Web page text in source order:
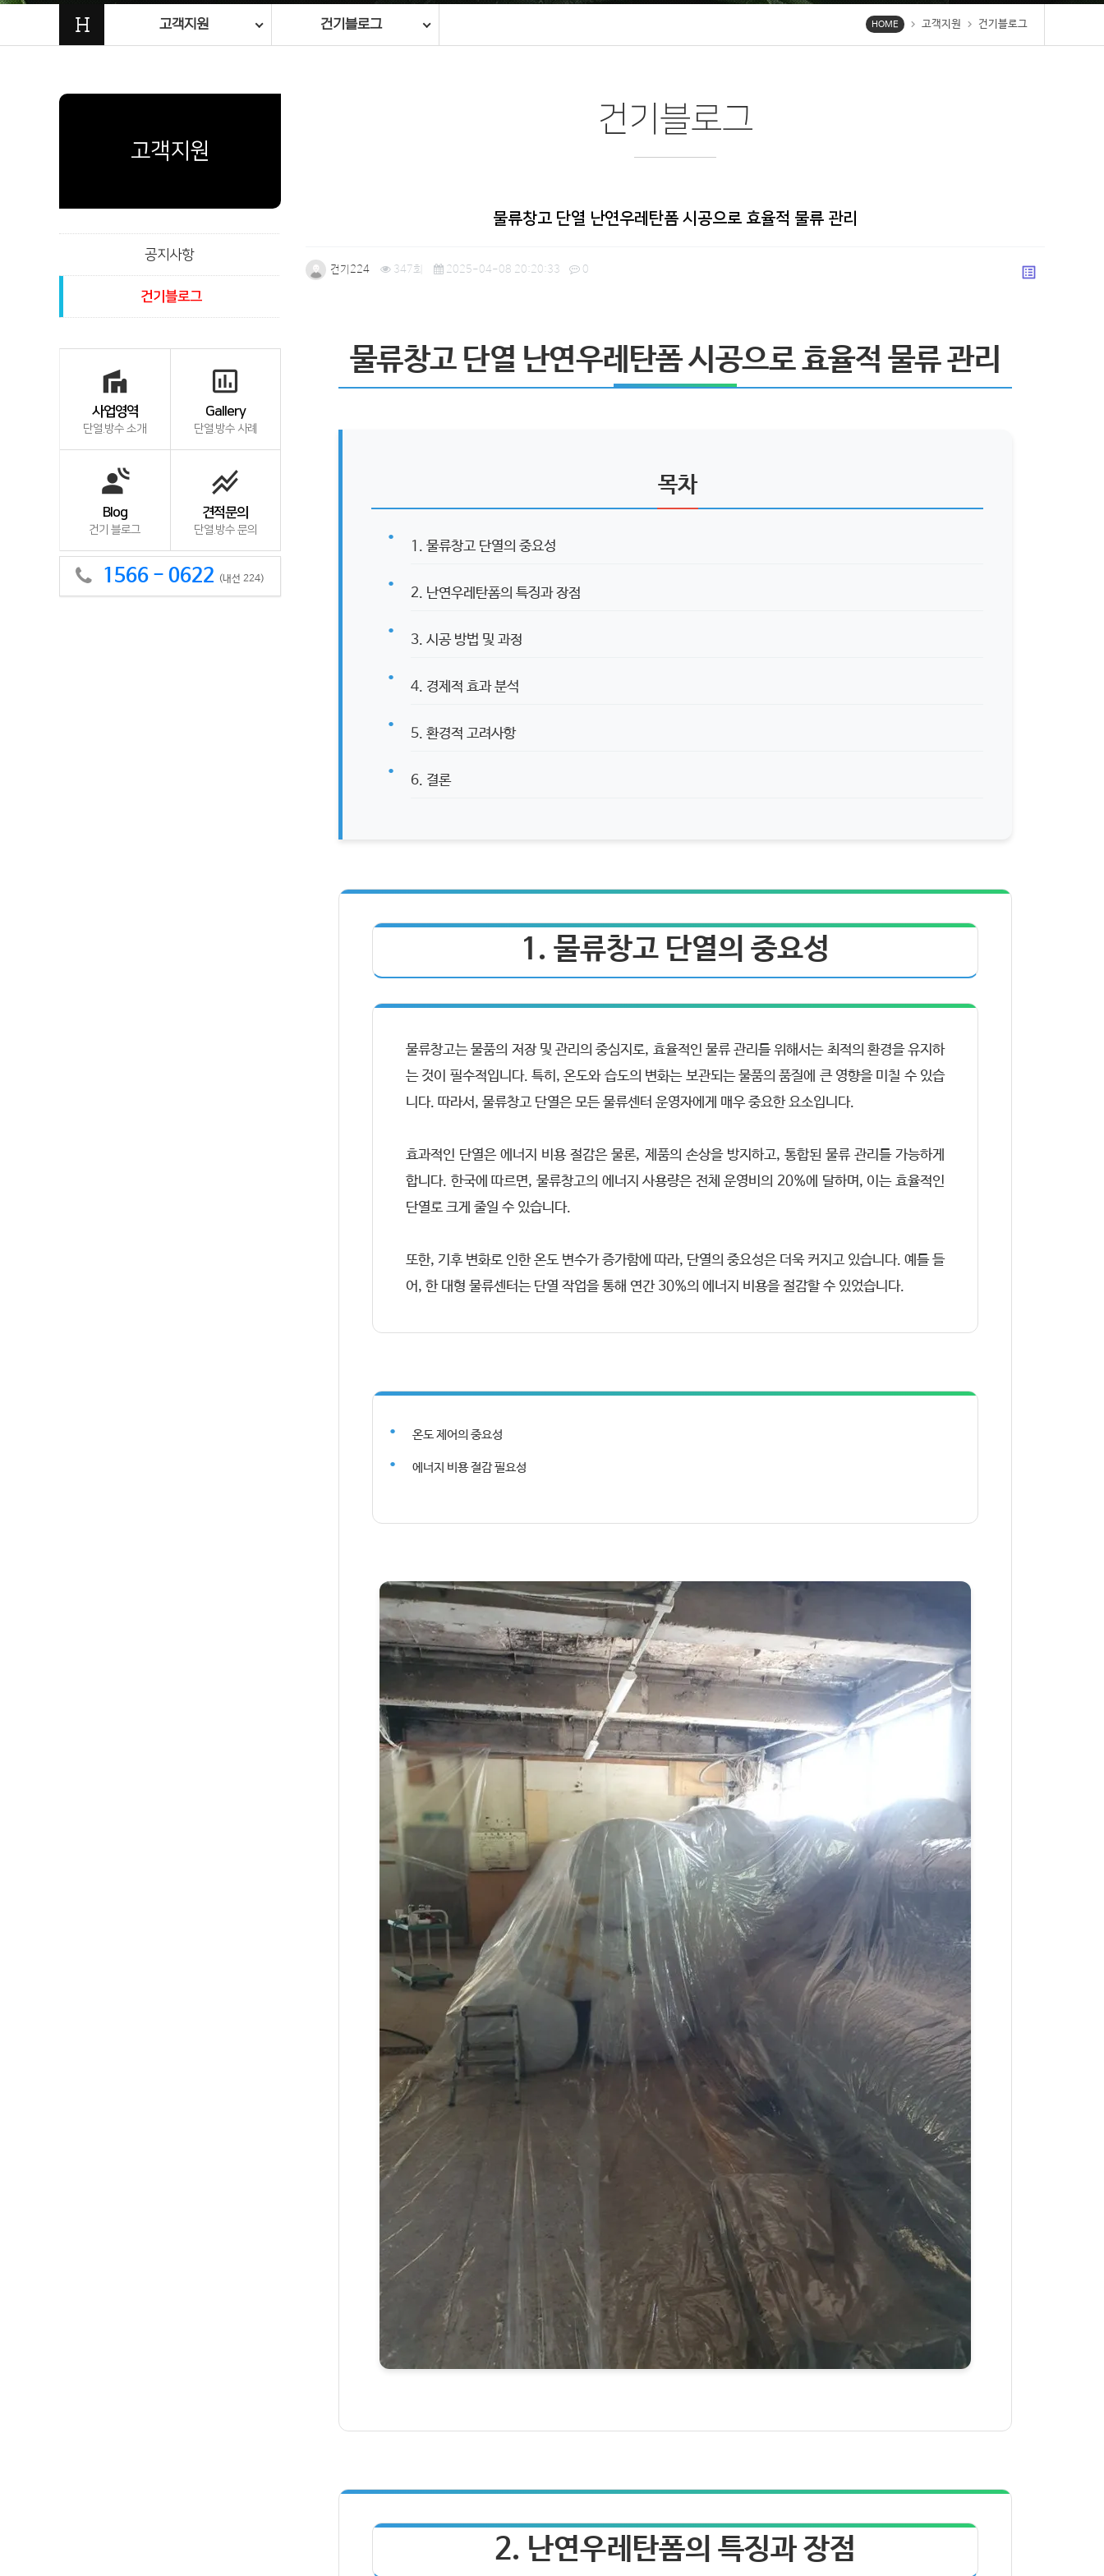
H 고객지원 건기블로그 HOME chevron_right 고객지원 chevron_right 건기블로그
고객지원
공지사항
건기블로그
villa
사업영역
단열.방수 소개
insert_chart_outlined
Gallery
단열.방수 사례
spatial_audio
Blog
건기 블로그
stacked_line_chart
견적문의
단열.방수 문의
1566 - 0622 (내선 224)
건기블로그
물류창고 단열 난연우레탄폼 시공으로 효율적 물류 관리
건기224 347회 2025-04-08 20:20:33 0 list_alt
물류창고 단열 난연우레탄폼 시공으로 효율적 물류 관리
목차
1. 물류창고 단열의 중요성
2. 난연우레탄폼의 특징과 장점
3. 시공 방법 및 과정
4. 경제적 효과 분석
5. 환경적 고려사항
6. 결론
1. 물류창고 단열의 중요성
물류창고는 물품의 저장 및 관리의 중심지로, 효율적인 물류 관리를 위해서는 최적의 환경을 유지하
는 것이 필수적입니다. 특히, 온도와 습도의 변화는 보관되는 물품의 품질에 큰 영향을 미칠 수 있습
니다. 따라서, 물류창고 단열은 모든 물류센터 운영자에게 매우 중요한 요소입니다.
효과적인 단열은 에너지 비용 절감은 물론, 제품의 손상을 방지하고, 통합된 물류 관리를 가능하게
합니다. 한국에 따르면, 물류창고의 에너지 사용량은 전체 운영비의 20%에 달하며, 이는 효율적인
단열로 크게 줄일 수 있습니다.
또한, 기후 변화로 인한 온도 변수가 증가함에 따라, 단열의 중요성은 더욱 커지고 있습니다. 예를 들
어, 한 대형 물류센터는 단열 작업을 통해 연간 30%의 에너지 비용을 절감할 수 있었습니다.
온도 제어의 중요성
에너지 비용 절감 필요성
2. 난연우레탄폼의 특징과 장점